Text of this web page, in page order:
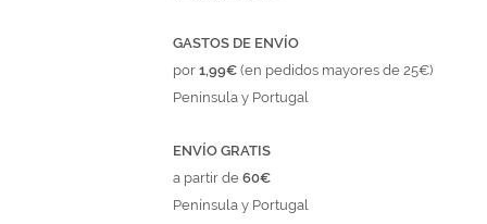
GASTOS DE ENVÍO
por1,99€(en pedidos mayores de 25€)
Península y Portugal
ENVÍO GRATIS
a partir de60€
Península y Portugal